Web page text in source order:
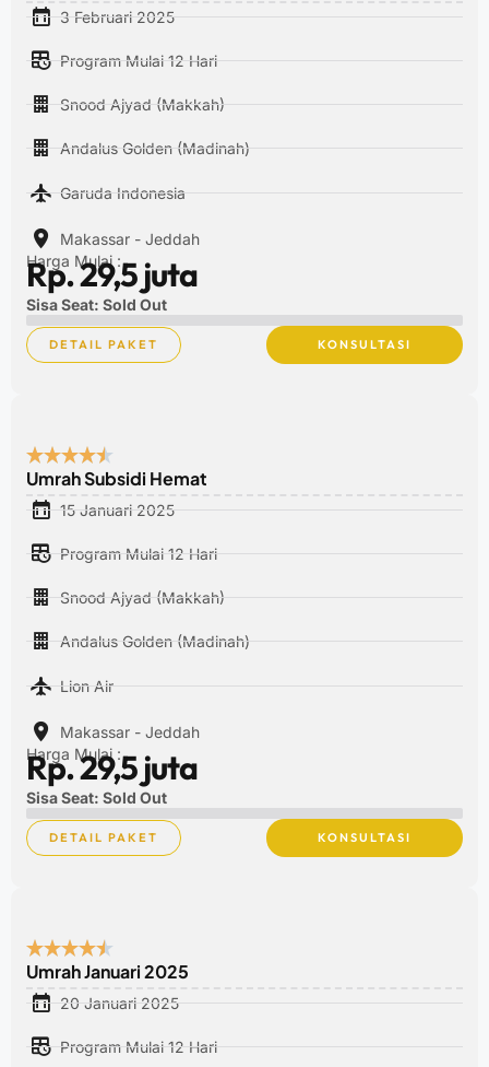
3 Februari 2025
Program Mulai 12 Hari
Snood Ajyad (Makkah)
Andalus Golden (Madinah)
Garuda Indonesia
Makassar - Jeddah
Harga Mulai :
Rp. 29,5 juta
Sisa Seat: Sold Out
DETAIL PAKET KONSULTASI
Umrah Subsidi Hemat
15 Januari 2025
Program Mulai 12 Hari
Snood Ajyad (Makkah)
Andalus Golden (Madinah)
Lion Air
Makassar - Jeddah
Harga Mulai :
Rp. 29,5 juta
Sisa Seat: Sold Out
DETAIL PAKET KONSULTASI
Umrah Januari 2025
20 Januari 2025
Program Mulai 12 Hari